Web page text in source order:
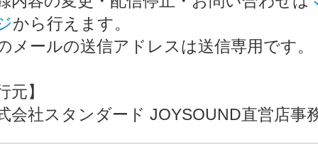
から行えます。
メールの送信アドレスは送信専用です。
元】
社スタンダード JOYSOUND直営店事